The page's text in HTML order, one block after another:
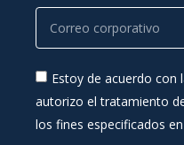
Estoy de acuerdo con
autorizo el tratamiento
los fines especificados